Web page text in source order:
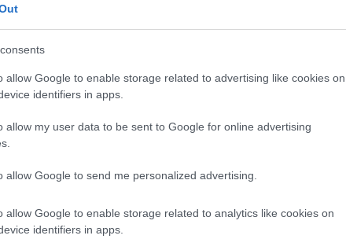
allow Google to enable storage related to advertising like cookies on
identifiers in apps.
allow my user data to be sent to Google for online advertising
allow Google to send me personalized advertising.
allow Google to enable storage related to analytics like cookies on
identifiers in apps.
e a cimentarsi nella (difficile…) prova di
la famiglia a scrivere articoli per
alimentare l’attesa.
(intelligente, non solo furba), sono
sincero desiderio di vedere cose nuove
di un’”alternativa”, di una “riserva”
si consumi?
potrebbe non ritornare presto, ma